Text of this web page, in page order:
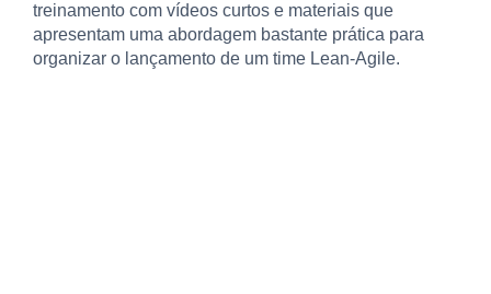
treinamento com vídeos curtos e materiais que
apresentam uma abordagem bastante prática para
organizar o lançamento de um time Lean-Agile.